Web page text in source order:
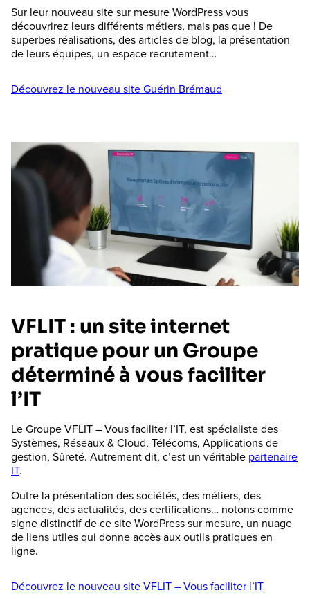
Sur leur nouveau site sur mesure WordPress vous
découvrirez leurs différents métiers, mais pas que ! De
superbes réalisations, des articles de blog, la présentation
de leurs équipes, un espace recrutement…
Découvrez le nouveau site Guérin Brémaud
VFLIT : un site internet
pratique pour un Groupe
déterminé à vous faciliter
l’IT
Le Groupe VFLIT – Vous faciliter l’IT, est spécialiste des
Systèmes, Réseaux & Cloud, Télécoms, Applications de
gestion, Sûreté. Autrement dit, c’est un véritable partenaire
IT.
Outre la présentation des sociétés, des métiers, des
agences, des actualités, des certifications… notons comme
signe distinctif de ce site WordPress sur mesure, un nuage
de liens utiles qui donne accès aux outils pratiques en
ligne.
Découvrez le nouveau site VFLIT – Vous faciliter l’IT